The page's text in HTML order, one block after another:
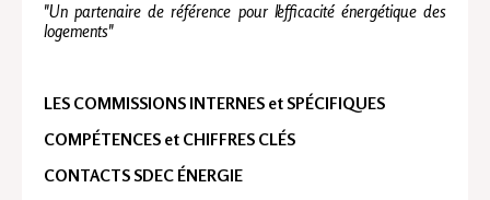
"Un partenaire de référence pour l'efficacité énergétique des
logements"
LES COMMISSIONS INTERNES et SPÉCIFIQUES
COMPÉTENCES et CHIFFRES CLÉS
CONTACTS SDEC ÉNERGIE